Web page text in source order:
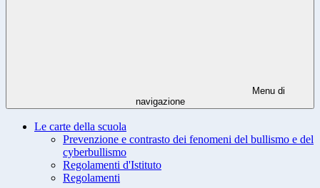
Menu di
navigazione
Le carte della scuola
Prevenzione e contrasto dei fenomeni del bullismo e del
cyberbullismo
Regolamenti d'Istituto
Regolamenti